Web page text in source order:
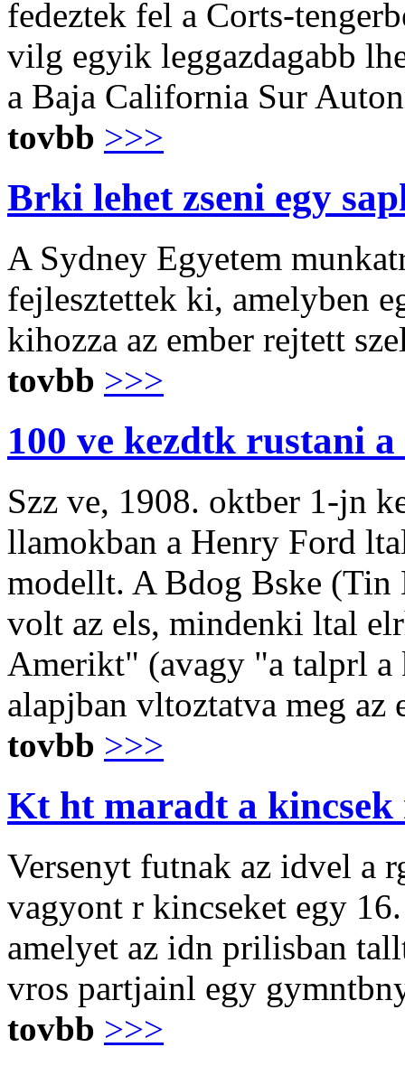
fedeztek fel a Corts-
vilg egyik leggazdagabb
a Baja California Sur
tovbb >>>
Brki lehet zseni egy
A Sydney Egyetem
fejlesztettek ki, amelyben
kihozza az ember rejtett
tovbb >>>
100 ve kezdtk rustani
Szz ve, 1908. oktber 1-jn
llamokban a Henry Ford
modellt. A Bdog Bske (Tin
volt az els, mindenki ltal
Amerikt" (avagy "a talprl
alapjban vltoztatva meg az
tovbb >>>
Kt ht maradt a kincsek
Versenyt futnak az idvel a
vagyont r kincseket egy
amelyet az idn prilisban
vros partjainl egy
tovbb >>>